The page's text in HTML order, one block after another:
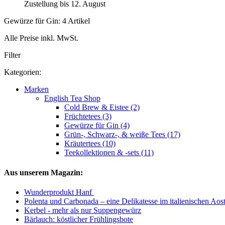
Zustellung bis 12. August
Gewürze für Gin: 4 Artikel
Alle Preise inkl. MwSt.
Filter
Kategorien:
Marken
English Tea Shop
Cold Brew & Eistee (2)
Früchtetees (3)
Gewürze für Gin (4)
Grün-, Schwarz-, & weiße Tees (17)
Kräutertees (10)
Teekollektionen & -sets (11)
Aus unserem Magazin:
Wunderprodukt Hanf
Polenta und Carbonada – eine Delikatesse im italienischen
Kerbel - mehr als nur Suppengewürz
Bärlauch: köstlicher Frühlingsbote